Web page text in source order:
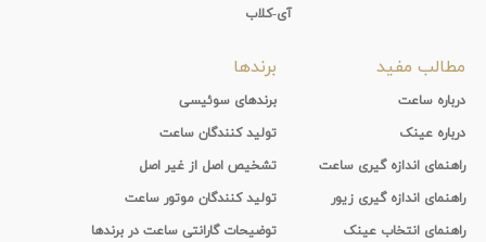
آی-کلاب
مطالب مفید
درباره ساعت
درباره عینک
راهنمای اندازه گیری ساعت
راهنمای اندازه گیری زیور
راهنمای انتخاب عینک
برندها
برندهای سوئیسی
تولید کنندگان ساعت
تشخیص اصل از غیر اصل
تولید کنندگان موتور ساعت
توضیحات گارانتی ساعت در برندها